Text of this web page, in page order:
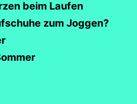
beim Laufen
zum Joggen?